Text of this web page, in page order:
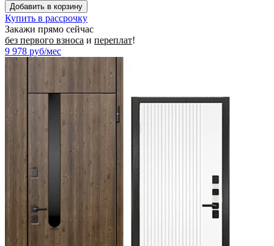
Купить в рассрочку
Закажи прямо сейчас
без первого взноса и переплат!
9 978 руб/мес